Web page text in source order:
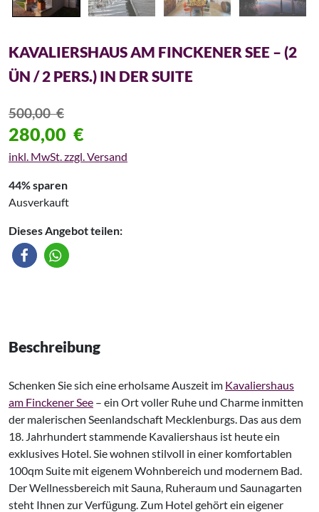
KAVALIERSHAUS AM FINCKENER SEE – (2
ÜN / 2 PERS.) IN DER SUITE
500,00€
280,00 €
inkl. MwSt. zzgl. Versand
44% sparen
Ausverkauft
Dieses Angebot teilen:
Beschreibung
Schenken Sie sich eine erholsame Auszeit im Kavaliershaus
am Finckener See – ein Ort voller Ruhe und Charme inmitten
der malerischen Seenlandschaft Mecklenburgs. Das aus dem
18. Jahrhundert stammende Kavaliershaus ist heute ein
exklusives Hotel. Sie wohnen stilvoll in einer komfortablen
100qm Suite mit eigenem Wohnbereich und modernem Bad.
Der Wellnessbereich mit Sauna, Ruheraum und Saunagarten
steht Ihnen zur Verfügung. Zum Hotel gehört ein eigener